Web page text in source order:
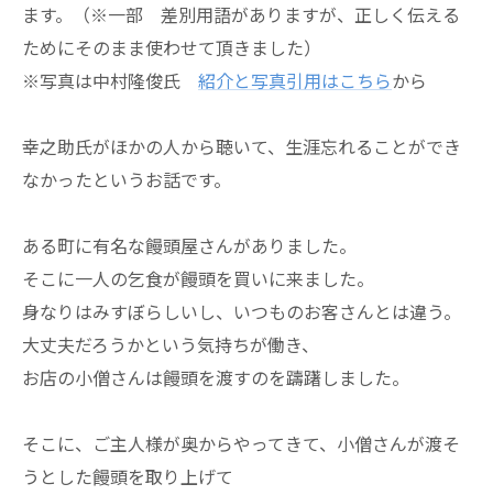
ます。（※一部 差別用語がありますが、正しく伝える
ためにそのまま使わせて頂きました）
※写真は中村隆俊氏 紹介と写真引用はこちらから
幸之助氏がほかの人から聴いて、生涯忘れることができ
なかったというお話です。
ある町に有名な饅頭屋さんがありました。
そこに一人の乞食が饅頭を買いに来ました。
身なりはみすぼらしいし、いつものお客さんとは違う。
大丈夫だろうかという気持ちが働き、
お店の小僧さんは饅頭を渡すのを躊躇しました。
そこに、ご主人様が奥からやってきて、小僧さんが渡そ
うとした饅頭を取り上げて